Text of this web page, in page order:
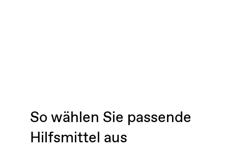
So wählen Sie passende
Hilfsmittel aus